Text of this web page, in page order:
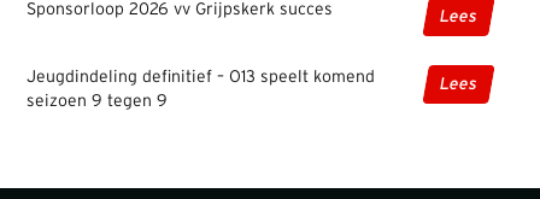
Sponsorloop 2026 vv Grijpskerk succes Lees
Jeugdindeling definitief – O13 speelt komend
seizoen 9 tegen 9
Lees